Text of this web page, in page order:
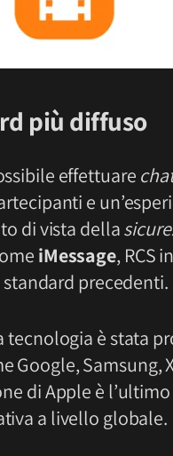
più diffuso
effettuare
e
di vista della
iMessage, RCS
precedenti.
tecnologia è stata
Google, Samsung,
di Apple è
a livello globale.